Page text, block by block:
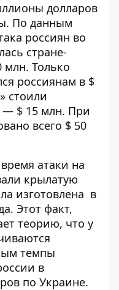
долларов
По данным
россиян во
стране-
млн. Только
россиянам в $
стоили
— $ 15 млн. При
всего $ 50
атаки на
крылатую
изготовлена
в
. Этот факт,
теорию, что у
темпы
в
по Украине.